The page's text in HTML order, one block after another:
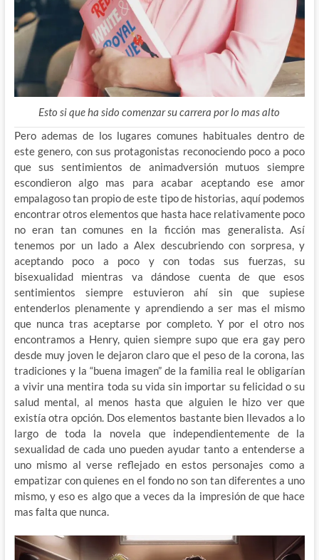
Esto si que ha sido comenzar su carrera por lo mas alto
Pero ademas de los lugares comunes habituales dentro de
este genero, con sus protagonistas reconociendo poco a poco
que sus sentimientos de animadversión mutuos siempre
escondieron algo mas para acabar aceptando ese amor
empalagoso tan propio de este tipo de historias, aquí podemos
encontrar otros elementos que hasta hace relativamente poco
no eran tan comunes en la ficción mas generalista. Así
tenemos por un lado a Alex descubriendo con sorpresa, y
aceptando poco a poco y con todas sus fuerzas, su
bisexualidad mientras va dándose cuenta de que esos
sentimientos siempre estuvieron ahí sin que supiese
entenderlos plenamente y aprendiendo a ser mas el mismo
que nunca tras aceptarse por completo. Y por el otro nos
encontramos a Henry, quien siempre supo que era gay pero
desde muy joven le dejaron claro que el peso de la corona, las
tradiciones y la “buena imagen” de la familia real le obligarían
a vivir una mentira toda su vida sin importar su felicidad o su
salud mental, al menos hasta que alguien le hizo ver que
existía otra opción. Dos elementos bastante bien llevados a lo
largo de toda la novela que independientemente de la
sexualidad de cada uno pueden ayudar tanto a entenderse a
uno mismo al verse reflejado en estos personajes como a
empatizar con quienes en el fondo no son tan diferentes a uno
mismo, y eso es algo que a veces da la impresión de que hace
mas falta que nunca.